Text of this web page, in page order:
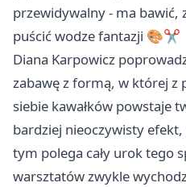
przewidywalny - ma bawić,
puścić wodze fantazji 🎨✂️
Diana Karpowicz
zabawę z formą, w której z
siebie kawałków powstaje
bardziej nieoczywisty efekt,
tym polega cały urok tego
warsztatów zwykle